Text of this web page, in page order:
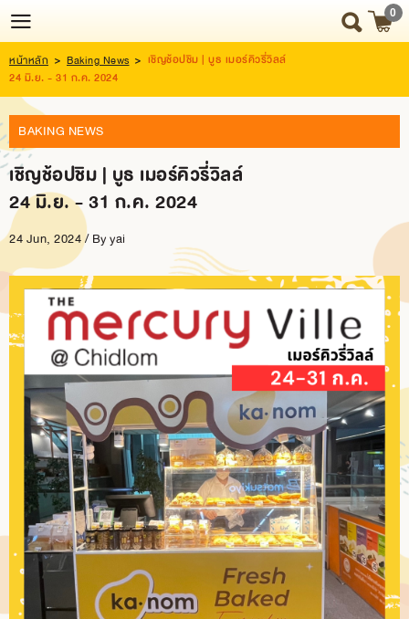
Login
Register
HOME
NEWS
UPDATE
ABOUT
US
SNACK
BOX
SNACK
BOX
BRANCH
CONTACT
US
0
หน้าหลัก > Baking News > เชิญช้อปชิม | บูธ เมอร์คิวรี่วิลล์
24 มิ.ย. - 31 ก.ค. 2024
BAKING NEWS
เชิญช้อปชิม | บูธ เมอร์คิวรี่วิลล์
24 มิ.ย. - 31 ก.ค. 2024
24 Jun, 2024 / Byyai